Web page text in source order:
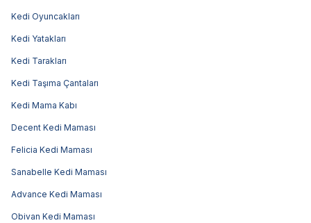
Kedi Oyuncakları
Kedi Yatakları
Kedi Tarakları
Kedi Taşıma Çantaları
Kedi Mama Kabı
Decent Kedi Maması
Felicia Kedi Maması
Sanabelle Kedi Maması
Advance Kedi Maması
Obivan Kedi Maması